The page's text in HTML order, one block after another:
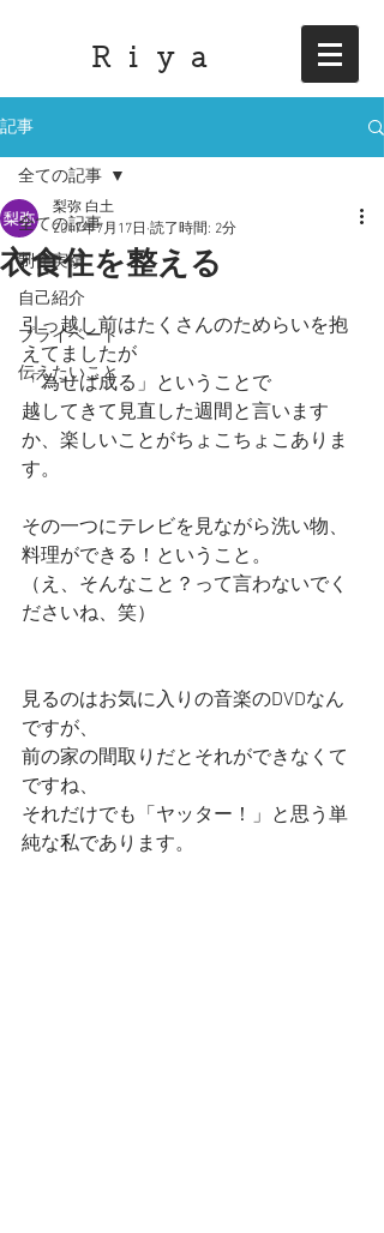
R i y a
記事
全ての記事
制作実績
自己紹介
プライベート
伝えたいこと
全ての記事
衣食住を整える
梨弥 白土
2017年7月17日 読了時間: 2分
引っ越し前はたくさんのためらいを抱
えてましたが
「為せば成る」ということで
越してきて見直した週間と言います
か、楽しいことがちょこちょこありま
す。
その一つにテレビを見ながら洗い物、
料理ができる！ということ。
（え、そんなこと？って言わないでく
ださいね、笑）
見るのはお気に入りの音楽のDVDなん
ですが、
前の家の間取りだとそれができなくて
ですね、
それだけでも「ヤッター！」と思う単
純な私であります。